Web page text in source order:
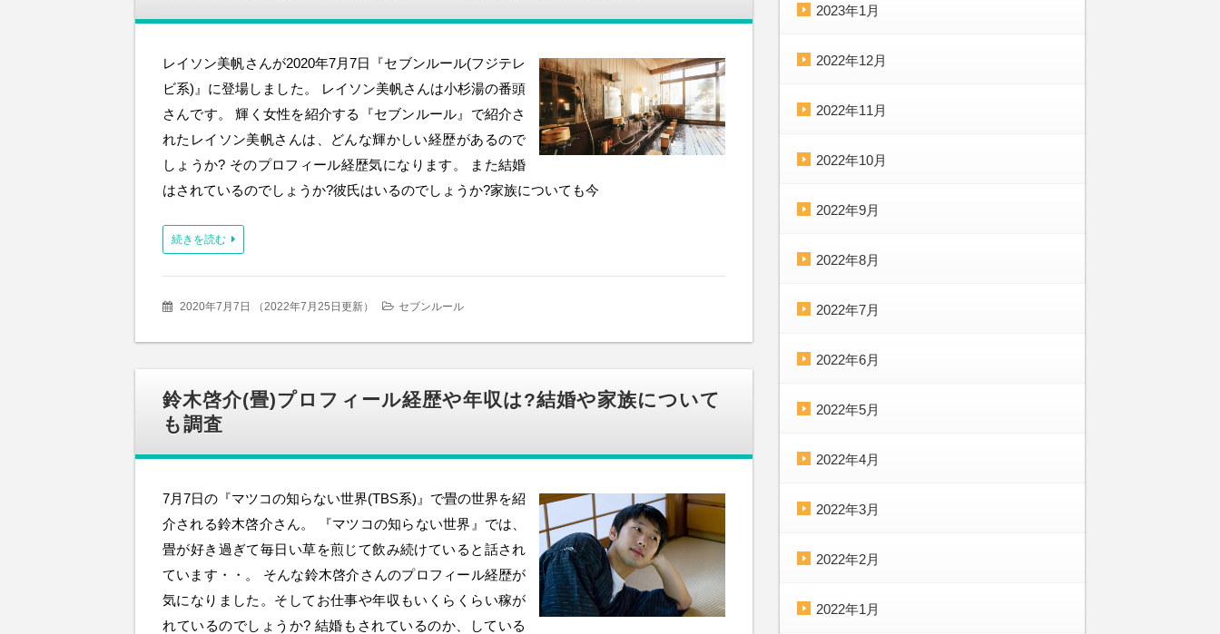
レイソン美帆さんが2020年7月7日『セブンルール(フジテレ
ビ系)』に登場しました。 レイソン美帆さんは小杉湯の番頭
さんです。 輝く女性を紹介する『セブンルール』で紹介さ
れたレイソン美帆さんは、どんな輝かしい経歴があるので
しょうか? そのプロフィール経歴気になります。 また結婚
はされているのでしょうか?彼氏はいるのでしょうか?家族についても今
続きを読む
2020年7月7日 （2022年7月25日更新） セブンルール
鈴木啓介(畳)プロフィール経歴や年収は?結婚や家族について
も調査
7月7日の『マツコの知らない世界(TBS系)』で畳の世界を紹
介される鈴木啓介さん。 『マツコの知らない世界』では、
畳が好き過ぎて毎日い草を煎じて飲み続けていると話され
ています・・。 そんな鈴木啓介さんのプロフィール経歴が
気になりました。そしてお仕事や年収もいくらくらい稼が
れているのでしょうか? 結婚もされているのか、している
2023年1月
2022年12月
2022年11月
2022年10月
2022年9月
2022年8月
2022年7月
2022年6月
2022年5月
2022年4月
2022年3月
2022年2月
2022年1月